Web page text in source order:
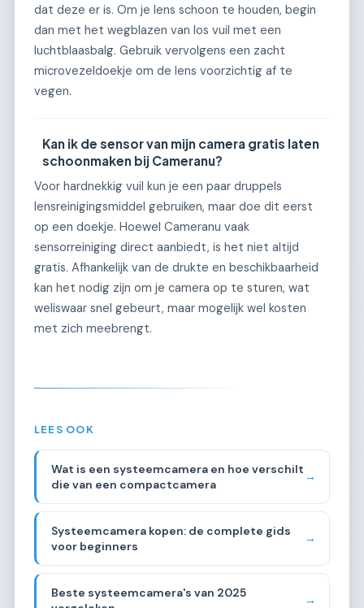
dat deze er is. Om je lens schoon te houden, begin
dan met het wegblazen van los vuil met een
luchtblaasbalg. Gebruik vervolgens een zacht
microvezeldoekje om de lens voorzichtig af te
vegen.
Kan ik de sensor van mijn camera gratis laten
schoonmaken bij Cameranu?
Voor hardnekkig vuil kun je een paar druppels
lensreinigingsmiddel gebruiken, maar doe dit eerst
op een doekje. Hoewel Cameranu vaak
sensorreiniging direct aanbiedt, is het niet altijd
gratis. Afhankelijk van de drukte en beschikbaarheid
kan het nodig zijn om je camera op te sturen, wat
weliswaar snel gebeurt, maar mogelijk wel kosten
met zich meebrengt.
LEES OOK
Wat is een systeemcamera en hoe verschilt
die van een compactcamera
→
Systeemcamera kopen: de complete gids
voor beginners
→
Beste systeemcamera's van 2025
→